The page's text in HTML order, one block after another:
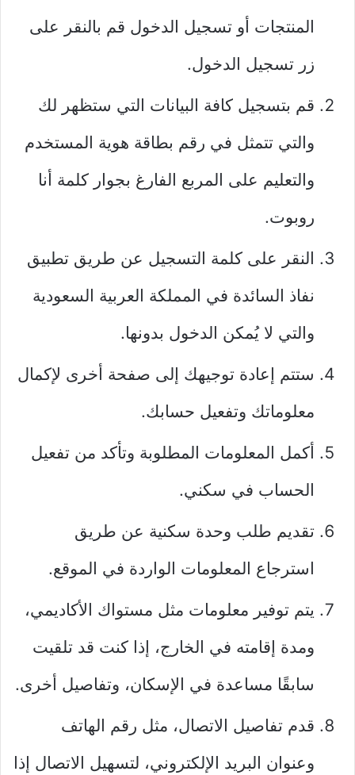
المنتجات أو تسجيل الدخول قم بالنقر على
زر تسجيل الدخول.
قم بتسجيل كافة البيانات التي ستظهر لك
والتي تتمثل في رقم بطاقة هوية المستخدم
والتعليم على المربع الفارغ بجوار كلمة أنا
روبوت.
النقر على كلمة التسجيل عن طريق تطبيق
نفاذ السائدة في المملكة العربية السعودية
والتي لا يُمكن الدخول بدونها.
ستتم إعادة توجيهك إلى صفحة أخرى لإكمال
معلوماتك وتفعيل حسابك.
أكمل المعلومات المطلوبة وتأكد من تفعيل
الحساب في سكني.
تقديم طلب وحدة سكنية عن طريق
استرجاع المعلومات الواردة في الموقع.
يتم توفير معلومات مثل مستواك الأكاديمي،
ومدة إقامته في الخارج، إذا كنت قد تلقيت
سابقًا مساعدة في الإسكان، وتفاصيل أخرى.
قدم تفاصيل الاتصال، مثل رقم الهاتف
وعنوان البريد الإلكتروني، لتسهيل الاتصال إذا